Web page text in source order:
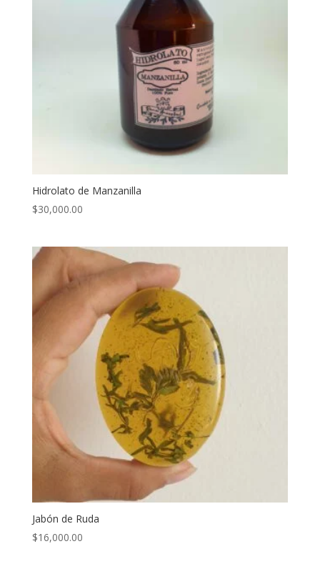
Hidrolato de Manzanilla
$30,000.00
Jabón de Ruda
$16,000.00